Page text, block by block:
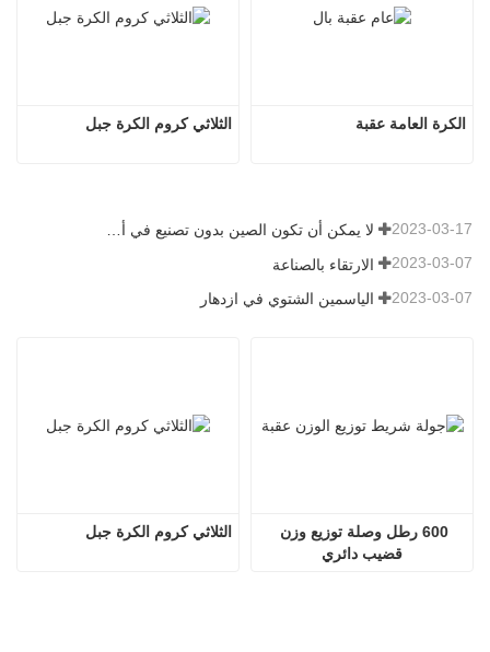
الثلاثي كروم الكرة جبل الكرة العامة عقبة
لا يمكن أن تكون الصين بدون تصنيع في أي وقت 2023-03-17
الارتقاء بالصناعة 2023-03-07
الياسمين الشتوي في ازدهار 2023-03-07
الثلاثي كروم الكرة جبل
قضيب دائري